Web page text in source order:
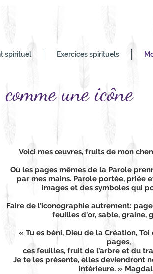
spirituel Exercices spirituels
une icône
Voici mes œuvres, fruits de mon
Où les pages mêmes de la Parole
par mes mains. Parole portée, priée
images et des symboles qui
Faire de l’iconographie autrement:
feuilles d'or, sable, graine,
« Tu es béni, Dieu de la Création,
pages,
ces feuilles, fruit de l’arbre et du
Je te les présente, elles deviendront
intérieure. »